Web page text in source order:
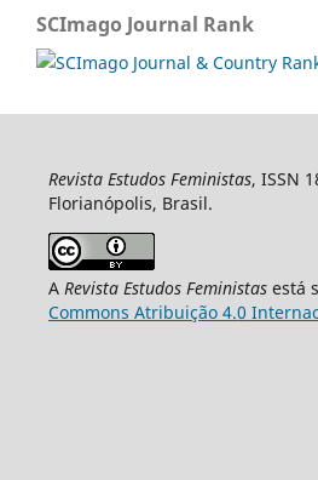
SCImago Journal Rank
Revista Estudos Feministas, ISSN
Florianópolis, Brasil.
A Revista Estudos Feministasestá
Commons Atribuição 4.0